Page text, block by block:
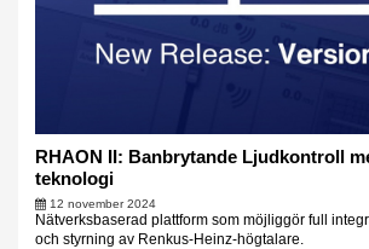
RHAON II: Banbrytande Ljudkontroll
teknologi
12 november 2024
Nätverksbaserad plattform som möjliggör full
och styrning av Renkus-Heinz-högtalare.